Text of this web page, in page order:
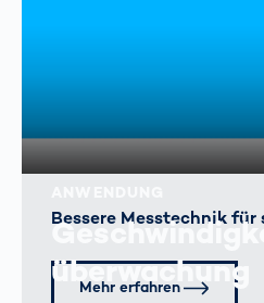
überwachung
Bessere Messtechnik für
Mehr erfahren